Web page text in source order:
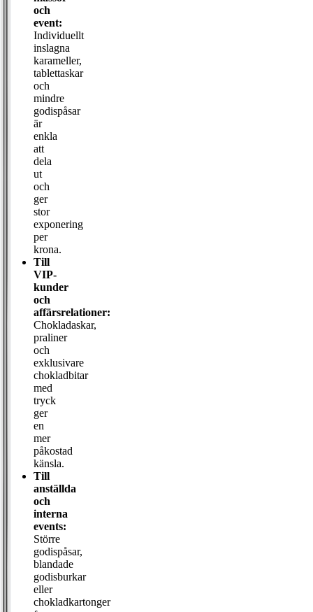
och
event:
Individuellt
inslagna
karameller,
tablettaskar
och
mindre
godispåsar
är
enkla
att
dela
ut
och
ger
stor
exponering
per
krona.
Till
VIP-
kunder
och
affärsrelationer:
Chokladaskar,
praliner
och
exklusivare
chokladbitar
med
tryck
ger
en
mer
påkostad
känsla.
Till
anställda
och
interna
events:
Större
godispåsar,
blandade
godisburkar
eller
chokladkartonger